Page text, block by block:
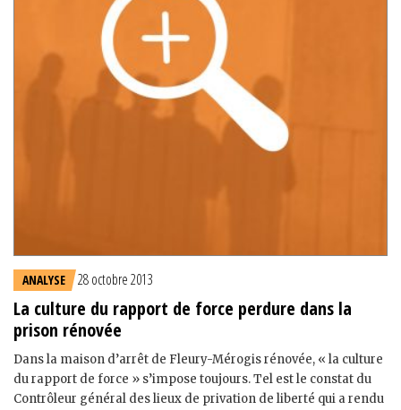
ANALYSE 28 octobre 2013
La culture du rapport de force perdure dans la
prison rénovée
Dans la maison d’arrêt de Fleury-Mérogis rénovée, « la culture
du rapport de force » s’impose toujours. Tel est le constat du
Contrôleur général des lieux de privation de liberté qui a rendu